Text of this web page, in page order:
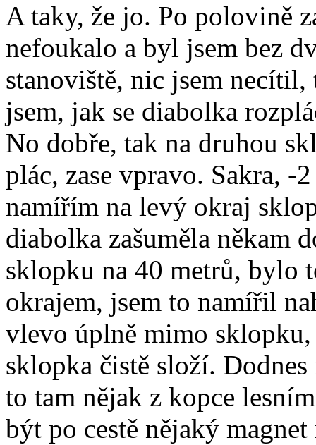
A taky, že jo. Po polovině
nefoukalo a byl jsem bez
stanoviště, nic jsem
jsem, jak se diabolka
No dobře, tak na druhou
plác, zase vpravo. Sakra, -
namířím na levý okraj
diabolka zašuměla někam
sklopku na 40 metrů, bylo
okrajem, jsem to namířil
vlevo úplně mimo
sklopka čistě složí.
to tam nějak z kopce
být po cestě nějaký